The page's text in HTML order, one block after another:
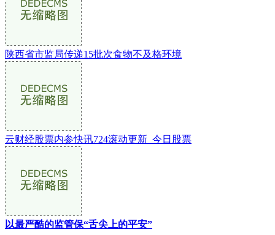
陕西省市监局传递15批次食物不及格环境
云财经股票内参快讯724滚动更新_今日股票
以最严酷的监管保“舌尖上的平安”